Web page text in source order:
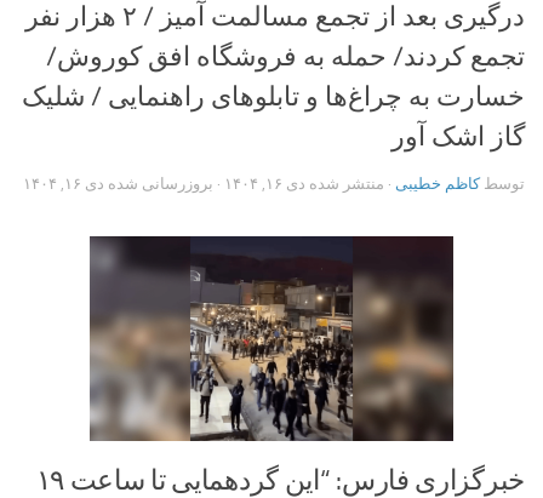
درگیری بعد از تجمع مسالمت آمیز / ۲ هزار نفر
تجمع کردند/ حمله به فروشگاه افق کوروش/
خسارت به چراغ‌ها و تابلوهای راهنمایی / شلیک
گاز اشک آور
توسطکاظم خطیبی · منتشر شده دی ۱۶, ۱۴۰۴ · بروزرسانی شده دی ۱۶, ۱۴۰۴
خبرگزاری فارس: “این گردهمایی تا ساعت ۱۹